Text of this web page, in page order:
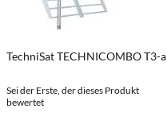
TechniSat TECHNICOMBO T3-a
Sei der Erste, der dieses Produkt
bewertet